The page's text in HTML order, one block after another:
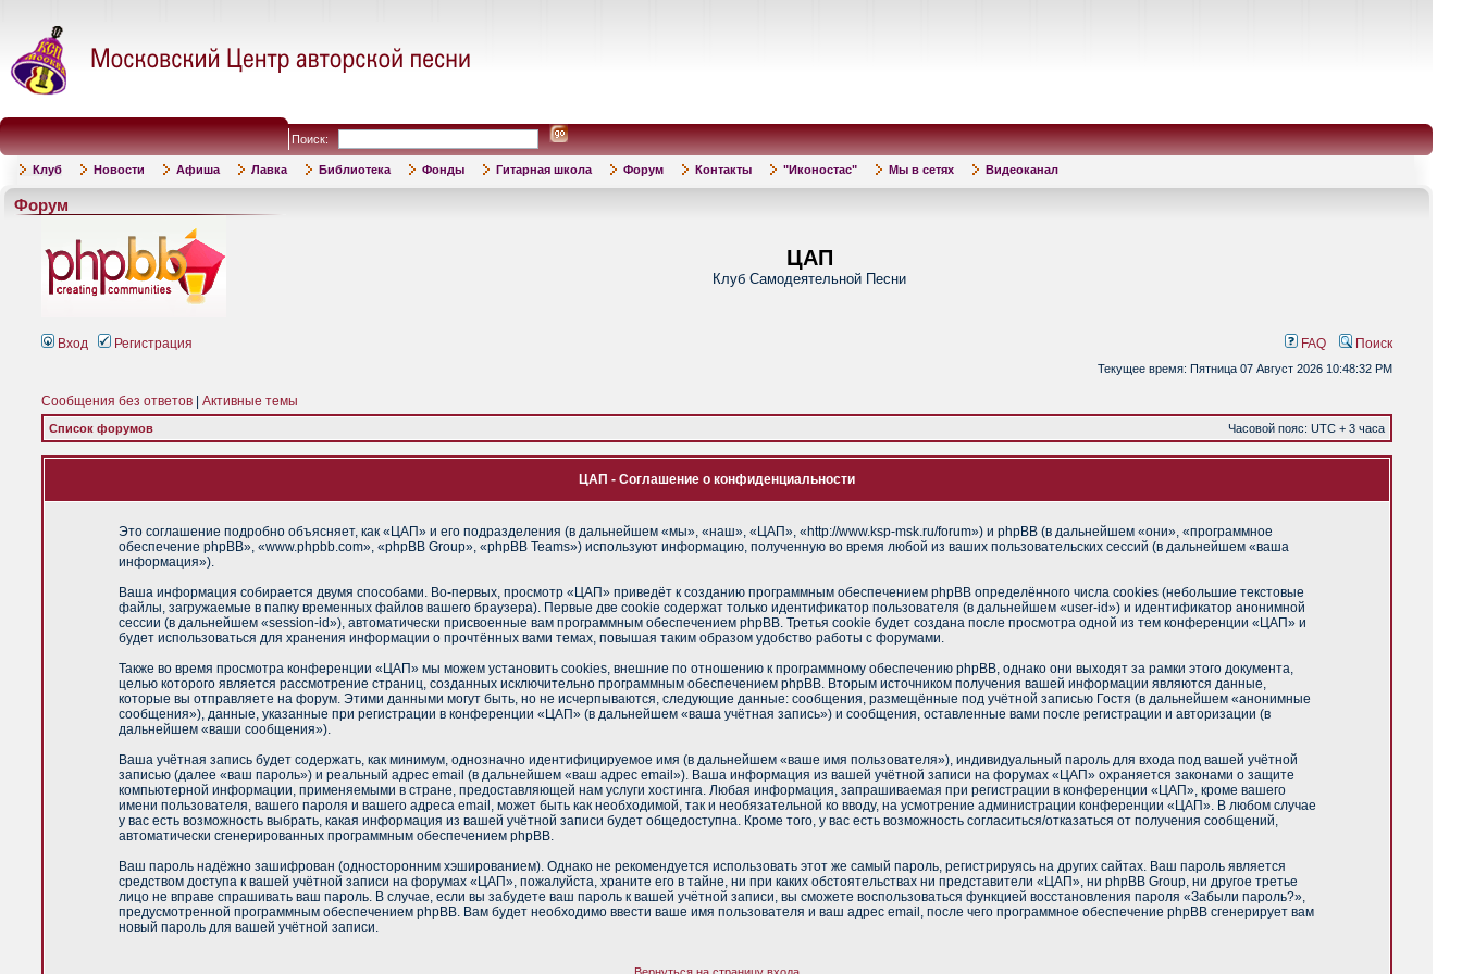
Поиск:
Клуб Новости Афиша Лавка Библиотека Фонды Гитарная школа Форум Контакты "Иконостас" Мы в сетях Видеоканал
Форум
ЦАП
Клуб Самодеятельной Песни
Вход Регистрация FAQ Поиск
Текущее время: Пятница 07 Август 2026 10:48:32 PM
Сообщения без ответов Активные темы
Список форумов Часовой пояс: UTC + 3 часа
ЦАП - Соглашение о конфиденциальности
Это соглашение подробно объясняет, как «ЦАП» и его подразделения (в дальнейшем «мы», «наш», «ЦАП», «http://www.ksp-msk.ru/forum») и phpBB (в дальнейшем «они», «программное
обеспечение phpBB», «www.phpbb.com», «phpBB Group», «phpBB Teams») используют информацию, полученную во время любой из ваших пользовательских сессий (в дальнейшем «ваша
информация»).
Ваша информация собирается двумя способами. Во-первых, просмотр «ЦАП» приведёт к созданию программным обеспечением phpBB определённого числа cookies (небольшие текстовые
файлы, загружаемые в папку временных файлов вашего браузера). Первые две cookie содержат только идентификатор пользователя (в дальнейшем «user-id») и идентификатор анонимной
сессии (в дальнейшем «session-id»), автоматически присвоенные вам программным обеспечением phpBB. Третья cookie будет создана после просмотра одной из тем конференции «ЦАП» и
будет использоваться для хранения информации о прочтённых вами темах, повышая таким образом удобство работы с форумами.
Также во время просмотра конференции «ЦАП» мы можем установить cookies, внешние по отношению к программному обеспечению phpBB, однако они выходят за рамки этого документа,
целью которого является рассмотрение страниц, созданных исключительно программным обеспечением phpBB. Вторым источником получения вашей информации являются данные,
которые вы отправляете на форум. Этими данными могут быть, но не исчерпываются, следующие данные: сообщения, размещённые под учётной записью Гостя (в дальнейшем «анонимные
сообщения»), данные, указанные при регистрации в конференции «ЦАП» (в дальнейшем «ваша учётная запись») и сообщения, оставленные вами после регистрации и авторизации (в
дальнейшем «ваши сообщения»).
Ваша учётная запись будет содержать, как минимум, однозначно идентифицируемое имя (в дальнейшем «ваше имя пользователя»), индивидуальный пароль для входа под вашей учётной
записью (далее «ваш пароль») и реальный адрес email (в дальнейшем «ваш адрес email»). Ваша информация из вашей учётной записи на форумах «ЦАП» охраняется законами о защите
компьютерной информации, применяемыми в стране, предоставляющей нам услуги хостинга. Любая информация, запрашиваемая при регистрации в конференции «ЦАП», кроме вашего
имени пользователя, вашего пароля и вашего адреса email, может быть как необходимой, так и необязательной ко вводу, на усмотрение администрации конференции «ЦАП». В любом случае
у вас есть возможность выбрать, какая информация из вашей учётной записи будет общедоступна. Кроме того, у вас есть возможность согласиться/отказаться от получения сообщений,
автоматически сгенерированных программным обеспечением phpBB.
Ваш пароль надёжно зашифрован (односторонним хэшированием). Однако не рекомендуется использовать этот же самый пароль, регистрируясь на других сайтах. Ваш пароль является
средством доступа к вашей учётной записи на форумах «ЦАП», пожалуйста, храните его в тайне, ни при каких обстоятельствах ни представители «ЦАП», ни phpBB Group, ни другое третье
лицо не вправе спрашивать ваш пароль. В случае, если вы забудете ваш пароль к вашей учётной записи, вы сможете воспользоваться функцией восстановления пароля «Забыли пароль?»,
предусмотренной программным обеспечением phpBB. Вам будет необходимо ввести ваше имя пользователя и ваш адрес email, после чего программное обеспечение phpBB сгенерирует вам
новый пароль для вашей учётной записи.